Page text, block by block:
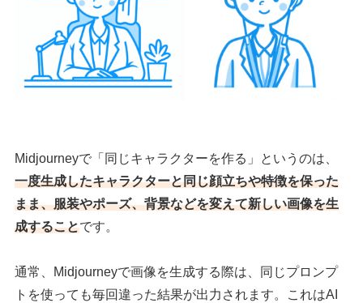
Midjourneyで「同じキャラクターを作る」というのは、
一度生成したキャラクターと同じ顔立ちや特徴を保った
まま、服装やポーズ、背景などを変えて新しい画像を生
成することです。
通常、Midjourneyで画像を生成する際は、同じプロンプ
トを使っても毎回違った結果が出力されます。これはAI